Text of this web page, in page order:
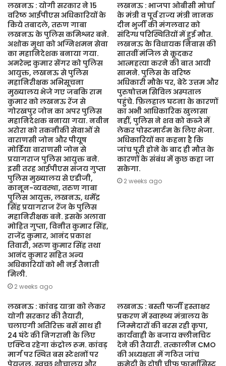
लखनऊ : योगी सरकार ने 15
वरिष्ठ आईपीएस अधिकारियों के
किये तबादले, तरुण गाबा
लखनऊ के पुलिस कमिश्नर बने.
अशोक मुथा को अग्निशमन सेवा
का महानिदेशक बनाया गया.
अमरेन्द्र कुमार सेंगर को पुलिस
आयुक्त, लखनऊ से पुलिस
महानिरीक्षक अभिसूचना
मुख्यालय भेजे गए जबकि राम
कुमार को लखनऊ रेंज से
गोरखपुर जोन का अपर पुलिस
महानिदेशक बनाया गया. नवीन
अरोरा को तकनीकी सेवाओं से
वाराणसी जोन और पीयूष
मोर्डिया वाराणसी जोन से
प्रयागराज पुलिस आयुक्त बने.
इसी तरह आईपीएस संजय गुप्ता
पुलिस मुख्यालय से एडीजी,
कानून-व्यवस्था, तरुण गाबा
पुलिस आयुक्त, लखनऊ, धर्मेंद्र
सिंह प्रयागराज रेंज के पुलिस
महानिरीक्षक बने. इसके अलावा
मोहित गुप्ता, विनीत कुमार सिंह,
राजेंद्र कुमार, आनंद प्रकाश
तिवारी, अरुण कुमार सिंह तथा
आनंद कुमार सहित अन्य
अधिकारियों को भी नई तैनाती
मिली.
2 weeks ago
लखनऊ : भाजपा ओबीसी मोर्चा
के मंत्री व पूर्व राज्य मंत्री नानक
दीन भुर्जी की मंगलवार को
संदिग्ध परिस्थितियों में हुई मौत.
लखनऊ के विधायक निवास की
सातवीं मंजिल से कूदकर
आत्महत्या करने की बात आयी
सामने. पुलिस के वरिष्ठ
अधिकारी मौके पर, बेटे उत्तम और
पुरुषोत्तम सिविल अस्पताल
पहुंचे. फ़िलहाल घटना के कारणों
का अभी आधिकारिक खुलासा
नहीं, पुलिस ने शव को कब्जे में
लेकर पोस्टमार्टम के लिए भेजा.
अधिकारियों का कहना है कि
जांच पूरी होने के बाद ही मौत के
कारणों के संबंध में कुछ कहा जा
सकेगा.
2 weeks ago
लखनऊ : कांवड़ यात्रा को लेकर
योगी सरकार की तैयारी,
चलाएगी अतिरिक्त बसें साथ ही
24 घंटे की निगरानी के लिए
एक्टिव रहेगा कंट्रोल रूम. कांवड़
मार्ग पर स्थित बस स्टेशनों पर
पेयजल, स्वच्छ शौचालय और
लखनऊ : बस्ती फर्जी हस्ताक्षर
प्रकरण में स्वास्थ्य मंत्रालय के
जिम्मेदारों की बरस रही कृपा,
कार्यवाही के बजाय क्लीनचिट
देने की तैयारी. तत्कालीन CMO
की अध्यक्षता में गठित जांच
कमेटी के दोषी चीफ फार्मासिस्ट